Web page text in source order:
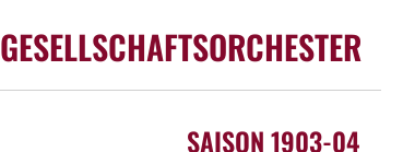
GESELLSCHAFTSORCHESTER
SAISON 1903-04